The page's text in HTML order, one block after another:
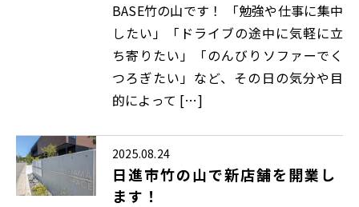
BASE竹の山です！ 「勉強や仕事に集中
したい」「ドライブの途中に気軽に立
ち寄りたい」「のんびりソファーでく
つろぎたい」など、その日の気分や目
的によって […]
2025.08.24
日進市竹の山で新店舗を開業し
ます！